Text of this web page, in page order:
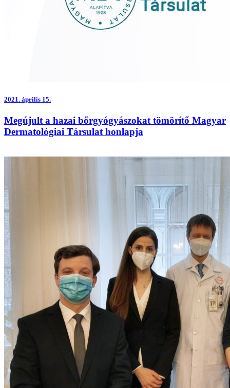
2021. április 15.
Megújult a hazai bőrgyógyászokat tömörítő Magyar
Dermatológiai Társulat honlapja